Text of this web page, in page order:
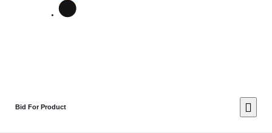
Bid For Product